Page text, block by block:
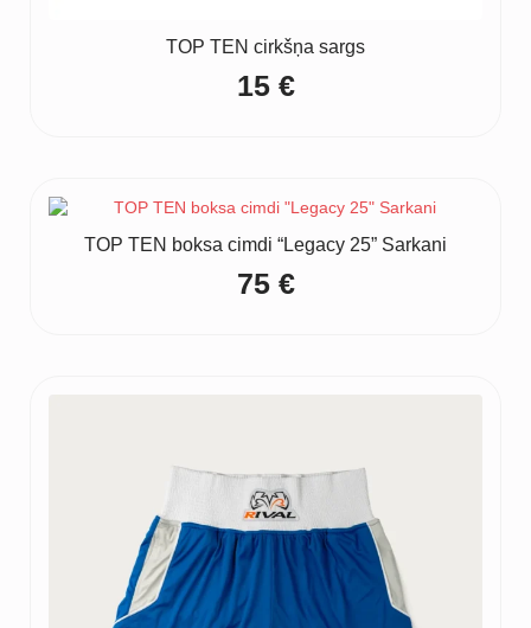
TOP TEN cirkšņa sargs
15 €
TOP TEN boksa cimdi “Legacy 25” Sarkani
75 €